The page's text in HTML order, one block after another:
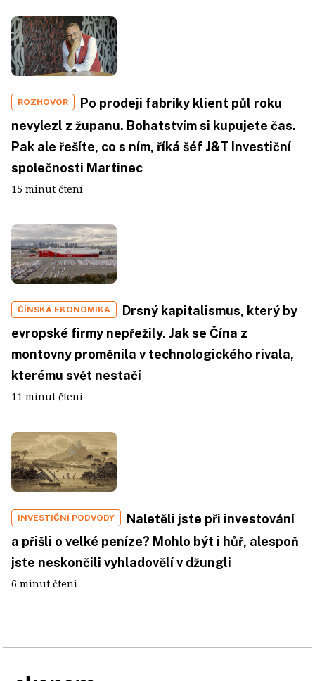
ROZHOVOR
Po prodeji fabriky klient půl roku
nevylezl z županu. Bohatstvím si kupujete čas.
Pak ale řešíte, co s ním, říká šéf J&T Investiční
společnosti Martinec
15 minut čtení
ČÍNSKÁ EKONOMIKA
Drsný kapitalismus, který by
evropské firmy nepřežily. Jak se Čína z
montovny proměnila v technologického rivala,
kterému svět nestačí
11 minut čtení
INVESTIČNÍ PODVODY
Naletěli jste při investování
a přišli o velké peníze? Mohlo být i hůř, alespoň
jste neskončili vyhladovělí v džungli
6 minut čtení